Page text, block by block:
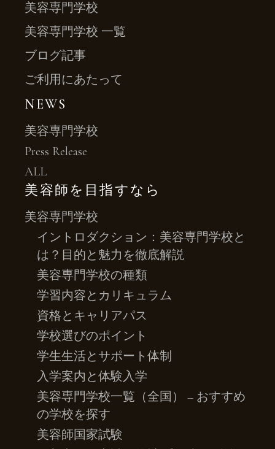
美容専門学校
美容専門学校 一覧
ブログ記事
ご利用にあたって
NEWS
美容専門学校
Press Release
ALL
美容師を目指すなら
美容専門学校
イントロダクション：美容専門学校と
は？目的と魅力を徹底解説
美容専門学校の種類
学習内容とカリキュラム
資格とキャリアパス
学校選びのポイント
学生生活とサポート体制
入学案内と体験入学
美容専門学校一覧（全国） – おすすめ
の学校を探す
美容師国家試験